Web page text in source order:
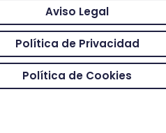
Aviso Legal
Política de Privacidad
Política de Cookies